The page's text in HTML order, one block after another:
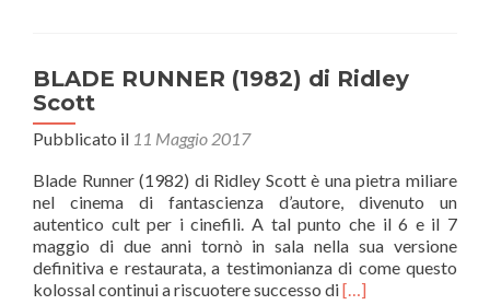
BLADE RUNNER (1982) di Ridley
Scott
Pubblicato il 11 Maggio 2017
Blade Runner (1982) di Ridley Scott è una pietra miliare
nel cinema di fantascienza d’autore, divenuto un
autentico cult per i cinefili. A tal punto che il 6 e il 7
maggio di due anni tornò in sala nella sua versione
definitiva e restaurata, a testimonianza di come questo
kolossal continui a riscuotere successo diLeggi
[…]